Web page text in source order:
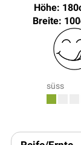
Höhe:
Breite:
süss